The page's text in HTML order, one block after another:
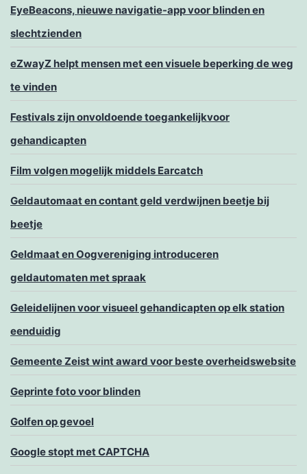
EyeBeacons, nieuwe navigatie-app voor blinden en
slechtzienden
eZwayZ helpt mensen met een visuele beperking de weg
te vinden
Festivals zijn onvoldoende toegankelijkvoor
gehandicapten
Film volgen mogelijk middels Earcatch
Geldautomaat en contant geld verdwijnen beetje bij
beetje
Geldmaat en Oogvereniging introduceren
geldautomaten met spraak
Geleidelijnen voor visueel gehandicapten op elk station
eenduidig
Gemeente Zeist wint award voor beste overheidswebsite
Geprinte foto voor blinden
Golfen op gevoel
Google stopt met CAPTCHA